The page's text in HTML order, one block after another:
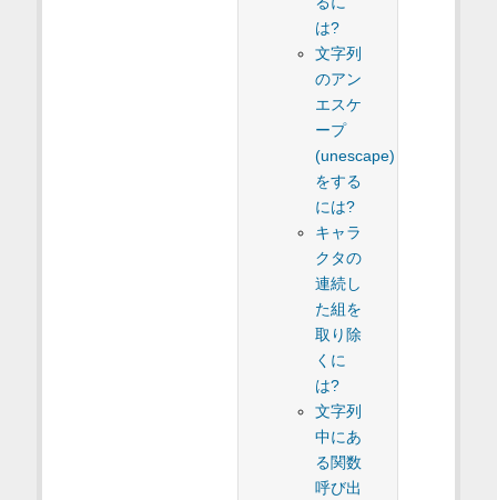
は?
文字列
のアン
エスケ
ープ
(unescape)
をする
には?
キャラ
クタの
連続し
た組を
取り除
くに
は?
文字列
中にあ
る関数
呼び出